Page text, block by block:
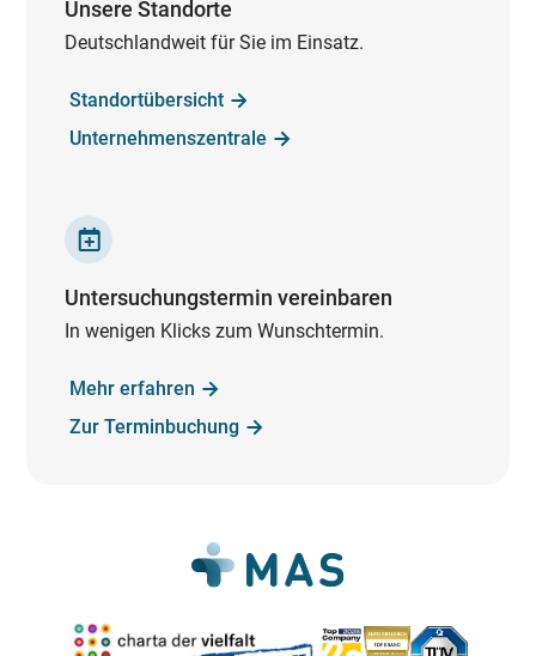
Unsere Standorte
Deutschlandweit für Sie im Einsatz.
Standortübersicht
Unternehmenszentrale
Untersuchungstermin vereinbaren
In wenigen Klicks zum Wunschtermin.
Mehr erfahren
Zur Terminbuchung